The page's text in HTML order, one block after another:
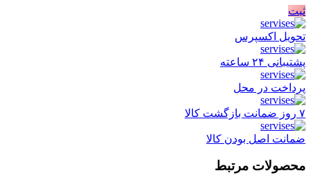
ثبت
تحویل اکسپرس
پشتیبانی ۲۴ ساعته
پرداخت در محل
۷ روز ضمانت بازگشت کالا
ضمانت اصل بودن کالا
محصولات مرتبط